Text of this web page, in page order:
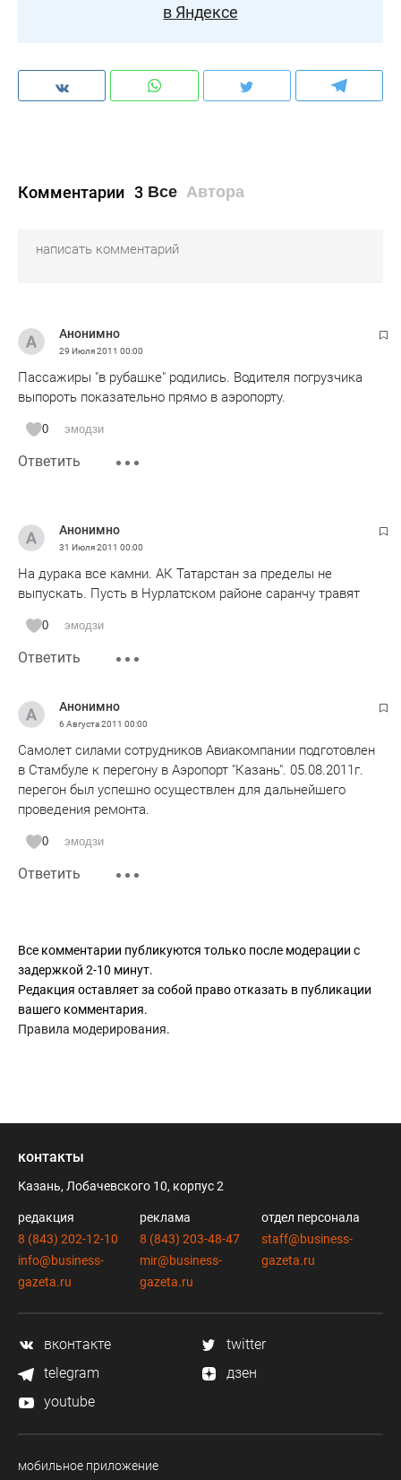
в Яндексе
Комментарии 3 Все Автора
Анонимно
29 Июля 2011 00:00
Пассажиры "в рубашке" родились. Водителя погрузчика
выпороть показательно прямо в аэропорту.
0 эмодзи
Ответить
Анонимно
31 Июля 2011 00:00
На дурака все камни. АК Татарстан за пределы не
выпускать. Пусть в Нурлатском районе саранчу травят
0 эмодзи
Ответить
Анонимно
6 Августа 2011 00:00
Самолет силами сотрудников Авиакомпании подготовлен
в Стамбуле к перегону в Аэропорт "Казань". 05.08.2011г.
перегон был успешно осуществлен для дальнейшего
проведения ремонта.
0 эмодзи
Ответить
Все комментарии публикуются только после модерации с
задержкой 2-10 минут.
Редакция оставляет за собой право отказать в публикации
вашего комментария.
Правила модерирования.
контакты
Казань, Лобачевского 10, корпус 2
редакция
8 (843) 202-12-10
info@business-
gazeta.ru
реклама
8 (843) 203-48-47
mir@business-
gazeta.ru
отдел персонала
staff@business-
gazeta.ru
вконтакте
twitter
telegram
дзен
youtube
мобильное приложение